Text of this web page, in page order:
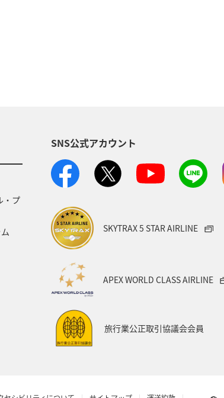
・プ
SNS公式アカウント
SKYTRAX 5 STAR AIRLINE
APEX WORLD CLASS AIRLINE
旅行業公正取引協議会会員